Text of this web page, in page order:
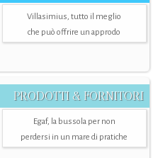
Villasimius, tutto il meglio
che può offrire un approdo
PRODOTTI & FORNITORI
Egaf, la bussola per non
perdersi in un mare di pratiche